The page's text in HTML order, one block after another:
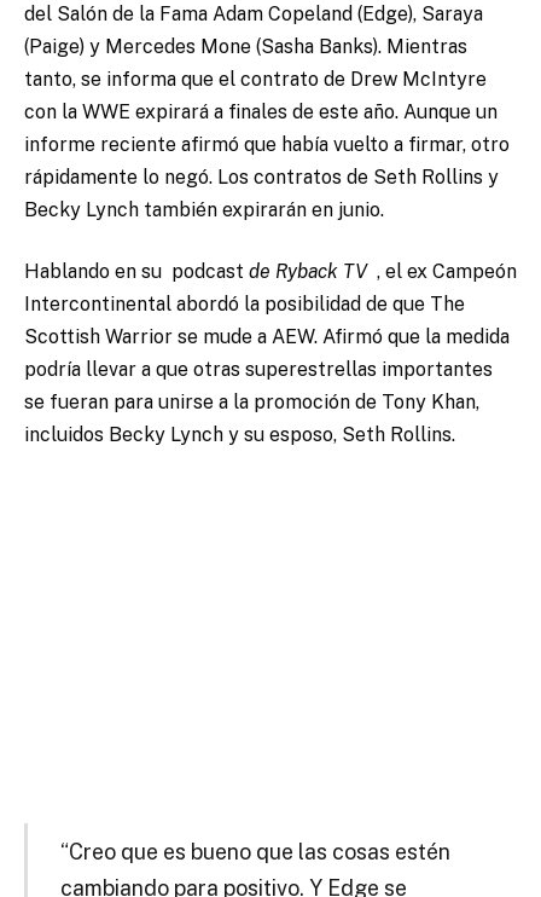
del Salón de la Fama Adam Copeland (Edge), Saraya
(Paige) y Mercedes Mone (Sasha Banks). Mientras
tanto, se informa que el contrato de Drew McIntyre
con la WWE expirará a finales de este año. Aunque un
informe reciente afirmó que había vuelto a firmar, otro
rápidamente lo negó. Los contratos de Seth Rollins y
Becky Lynch también expirarán en junio.
Hablando en su podcast de Ryback TV , el ex Campeón
Intercontinental abordó la posibilidad de que The
Scottish Warrior se mude a AEW. Afirmó que la medida
podría llevar a que otras superestrellas importantes
se fueran para unirse a la promoción de Tony Khan,
incluidos Becky Lynch y su esposo, Seth Rollins.
“Creo que es bueno que las cosas estén
cambiando para positivo. Y Edge se